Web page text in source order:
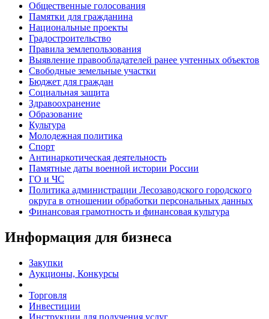
Общественные голосования
Памятки для гражданина
Национальные проекты
Градостроительство
Правила землепользования
Выявление правообладателей ранее учтенных объектов
Свободные земельные участки
Бюджет для граждан
Социальная защита
Здравоохранение
Образование
Культура
Молодежная политика
Спорт
Антинаркотическая деятельность
Памятные даты военной истории России
ГО и ЧС
Политика администрации Лесозаводского городского
округа в отношении обработки персональных данных
Финансовая грамотность и финансовая культура
Информация для бизнеса
Закупки
Аукционы, Конкурсы
Торговля
Инвестиции
Инструкции для получения услуг